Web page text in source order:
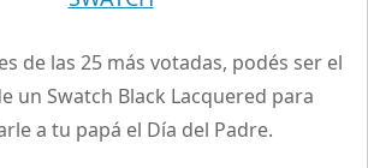
de las 25 más votadas, podés ser el
un Swatch Black Lacquered para
a tu papá el Día del Padre.